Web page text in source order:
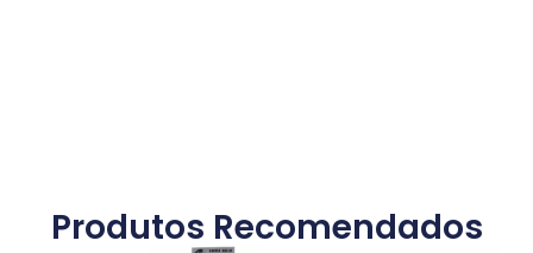
Produtos Recomendados